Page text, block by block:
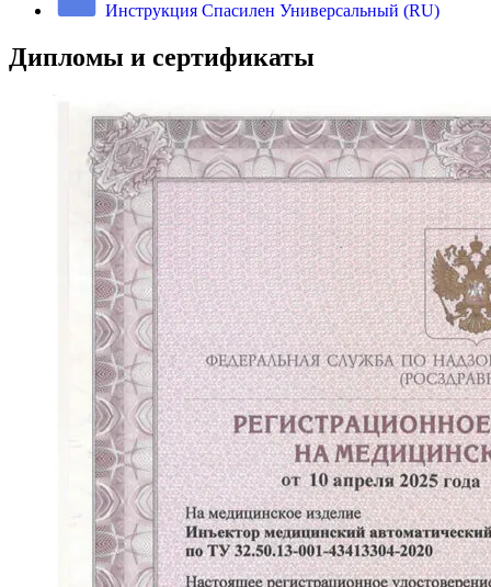
Инструкция Спасилен Универсальный (RU)
Дипломы и сертификаты